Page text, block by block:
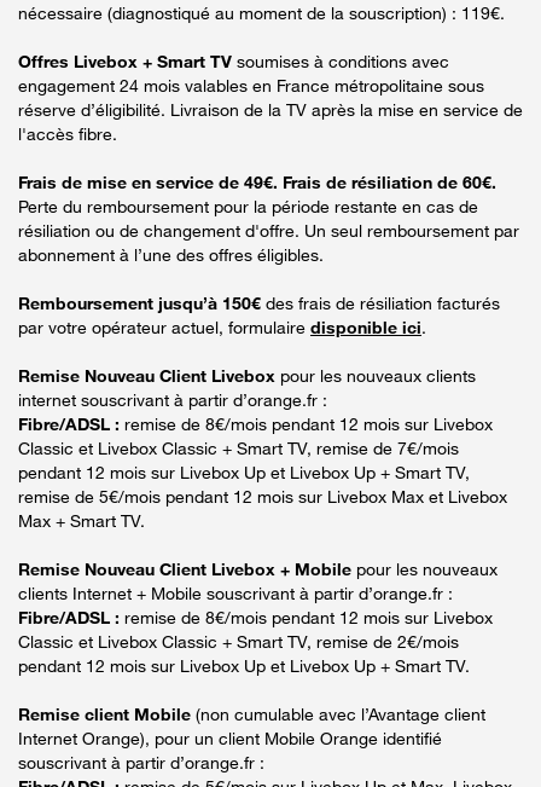
nécessaire (diagnostiqué au moment de la souscription) : 119€.
Offres Livebox + Smart TV soumises à conditions avec
engagement 24 mois valables en France métropolitaine sous
réserve d’éligibilité. Livraison de la TV après la mise en service de
l'accès fibre.
Frais de mise en service de 49€. Frais de résiliation de 60€.
Perte du remboursement pour la période restante en cas de
résiliation ou de changement d'offre. Un seul remboursement par
abonnement à l’une des offres éligibles.
Remboursement jusqu’à 150€ des frais de résiliation facturés
par votre opérateur actuel, formulaire disponible ici.
Remise Nouveau Client Livebox pour les nouveaux clients
internet souscrivant à partir d’orange.fr :
Fibre/ADSL : remise de 8€/mois pendant 12 mois sur Livebox
Classic et Livebox Classic + Smart TV, remise de 7€/mois
pendant 12 mois sur Livebox Up et Livebox Up + Smart TV,
remise de 5€/mois pendant 12 mois sur Livebox Max et Livebox
Max + Smart TV.
Remise Nouveau Client Livebox + Mobile pour les nouveaux
clients Internet + Mobile souscrivant à partir d’orange.fr :
Fibre/ADSL : remise de 8€/mois pendant 12 mois sur Livebox
Classic et Livebox Classic + Smart TV, remise de 2€/mois
pendant 12 mois sur Livebox Up et Livebox Up + Smart TV.
Remise client Mobile (non cumulable avec l’Avantage client
Internet Orange), pour un client Mobile Orange identifié
souscrivant à partir d’orange.fr :